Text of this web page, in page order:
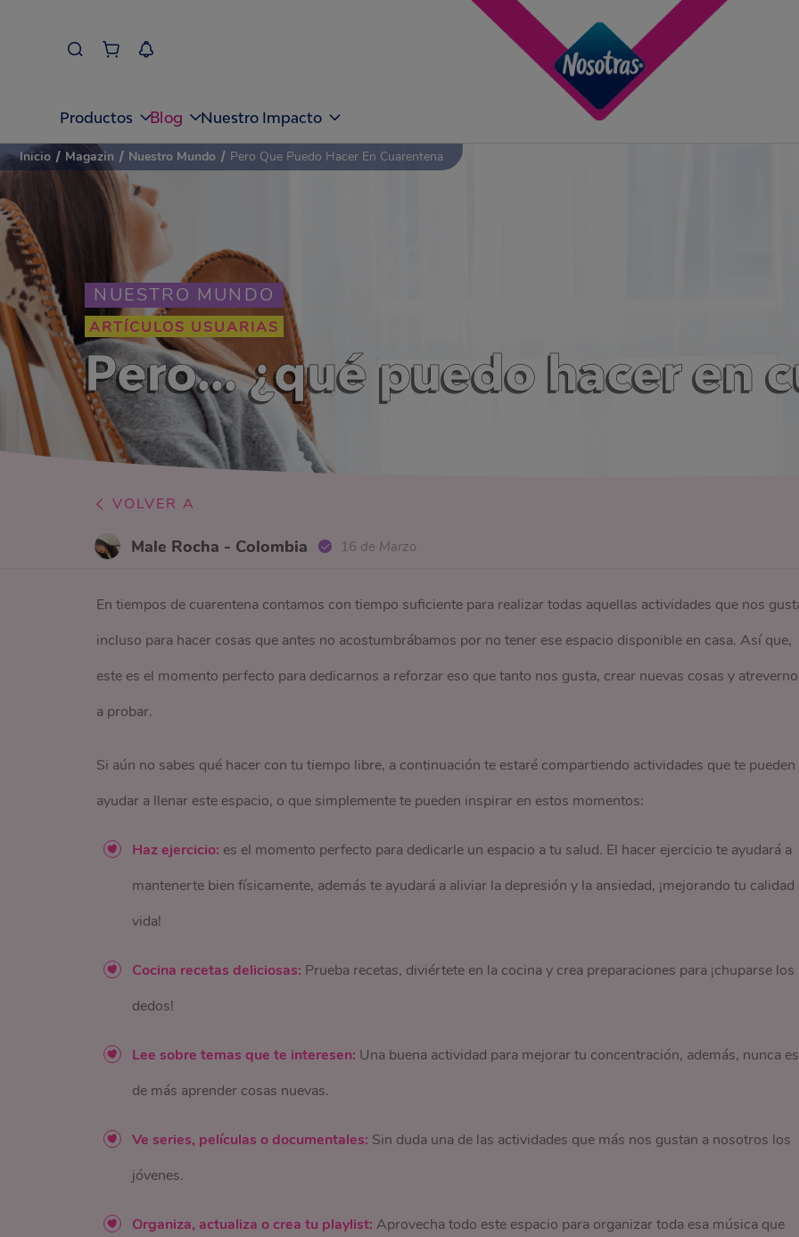
Productos Blog Nuestro Impacto
NUESTRO MUNDO
ARTÍCULOS USUARIAS
Pero… ¿qué puedo hacer en
Inicio / Magazin / Nuestro Mundo / Pero Que Puedo Hacer En Cuarentena
VOLVER A
Male Rocha - Colombia 16 de Marzo
En tiempos de cuarentena contamos con tiempo suficiente para realizar todas aquellas actividades que nos
incluso para hacer cosas que antes no acostumbrábamos por no tener ese espacio disponible en casa. Así que,
este es el momento perfecto para dedicarnos a reforzar eso que tanto nos gusta, crear nuevas cosas y
a probar.
Si aún no sabes qué hacer con tu tiempo libre, a continuación te estaré compartiendo actividades que te pueden
ayudar a llenar este espacio, o que simplemente te pueden inspirar en estos momentos:
Haz ejercicio: es el momento perfecto para dedicarle un espacio a tu salud. El hacer ejercicio te ayudará a
mantenerte bien físicamente, además te ayudará a aliviar la depresión y la ansiedad, ¡mejorando tu calidad
vida!
Cocina recetas deliciosas: Prueba recetas, diviértete en la cocina y crea preparaciones para ¡chuparse los
dedos!
Lee sobre temas que te interesen: Una buena actividad para mejorar tu concentración, además, nunca
de más aprender cosas nuevas.
Ve series, películas o documentales: Sin duda una de las actividades que más nos gustan a nosotros los
jóvenes.
Organiza, actualiza o crea tu playlist: Aprovecha todo este espacio para organizar toda esa música que